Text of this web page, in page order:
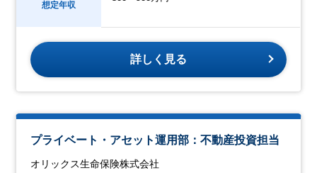
想定年収
詳しく見る
プライベート・アセット運用部：不動産投資担当
オリックス生命保険株式会社